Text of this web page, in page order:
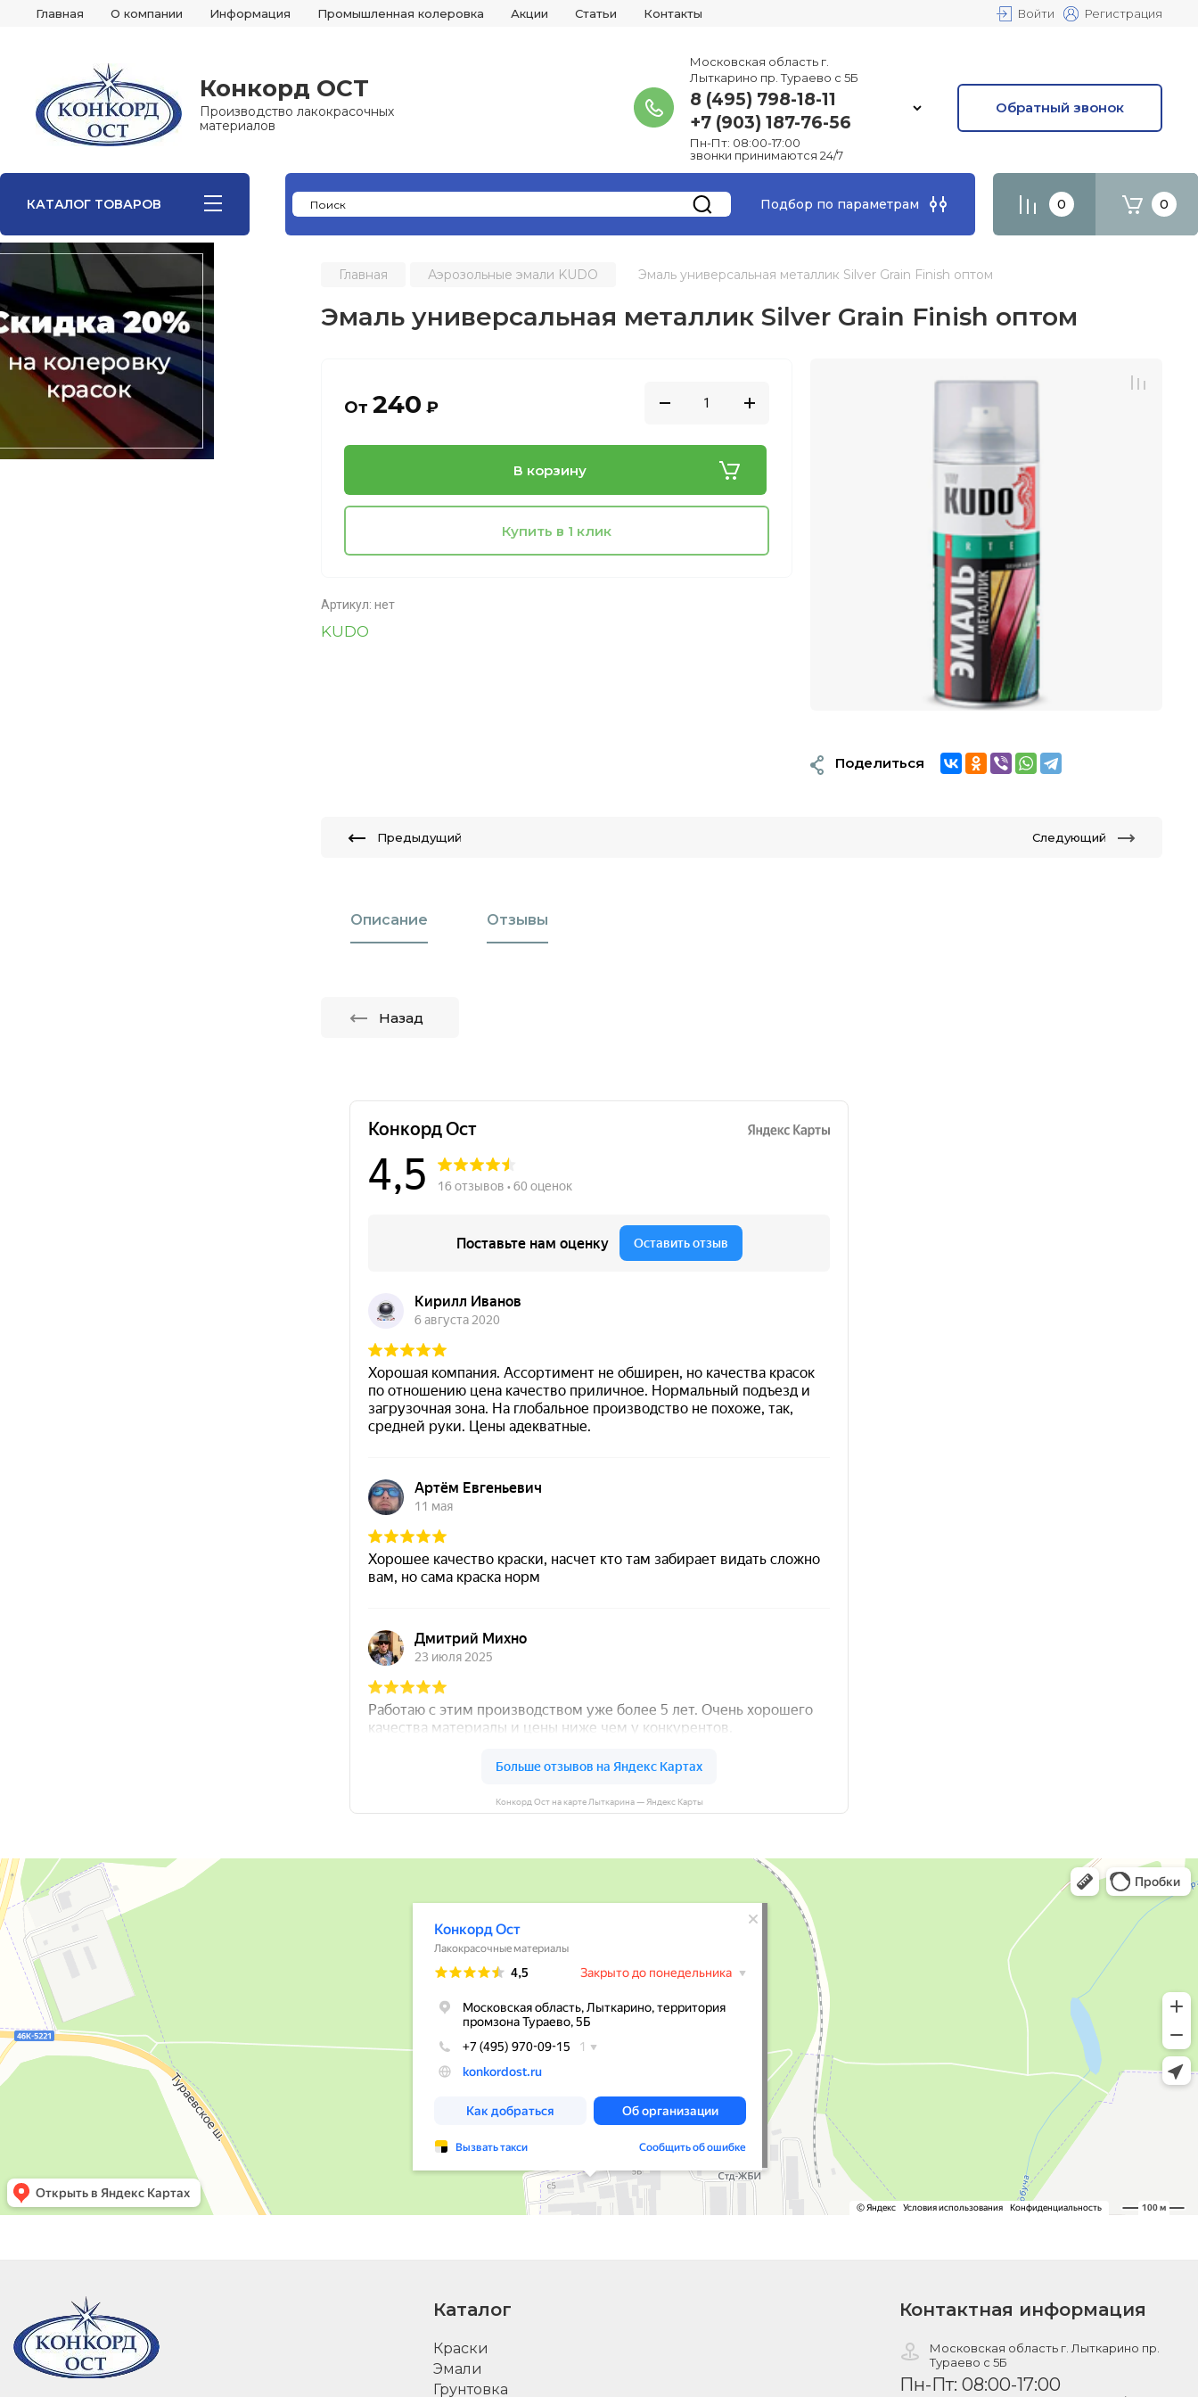
Главная О компании Информация Промышленная колеровка Акции Статьи Контакты Войти Регистрация
Конкорд ОСТ
Производство лакокрасочных
материалов
Московская область г.
Лыткарино пр. Тураево с 5Б
8 (495) 798-18-11
+7 (903) 187-76-56
Пн-Пт: 08:00-17:00
звонки принимаются 24/7
Обратный звонок
КАТАЛОГ ТОВАРОВ Подбор по параметрам 0 0
Главная Аэрозольные эмали KUDO Эмаль универсальная металлик Silver Grain Finish оптом
Эмаль универсальная металлик Silver Grain Finish оптом
От 240 ₽
В корзину
Купить в 1 клик
Артикул: нет
KUDO
Поделиться
Предыдущий Следующий
Описание Отзывы
Назад
Конкорд Ост на карте Лыткарина — Яндекс Карты
Каталог
Краски
Эмали
Грунтовка
Контактная информация
Московская область г. Лыткарино пр.
Тураево с 5Б
Пн-Пт: 08:00-17:00